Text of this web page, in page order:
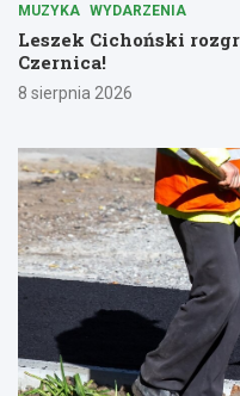
MUZYKA WYDARZENIA
Leszek Cichoński
Czernica!
8 sierpnia 2026